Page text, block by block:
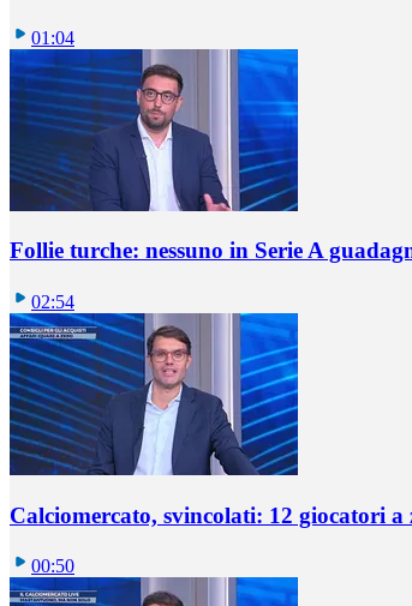
01:04
Follie turche: nessuno in Serie A
02:54
Calciomercato, svincolati: 12 giocatori a
00:50